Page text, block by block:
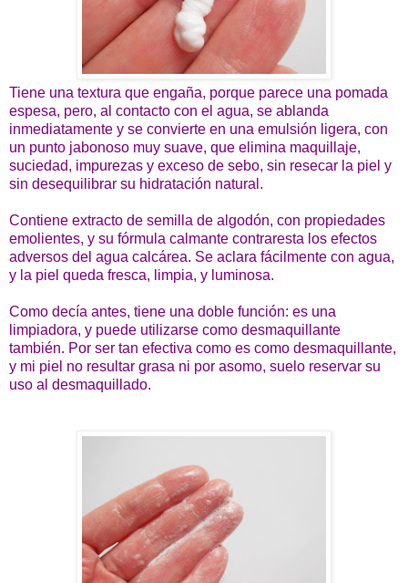
Tiene una textura que engaña, porque parece una pomada
espesa, pero, al contacto con el agua, se ablanda
inmediatamente y se convierte en una emulsión ligera, con
un punto jabonoso muy suave, que elimina maquillaje,
suciedad, impurezas y exceso de sebo, sin resecar la piel y
sin desequilibrar su hidratación natural.
Contiene extracto de semilla de algodón, con propiedades
emolientes, y su fórmula calmante contraresta los efectos
adversos del agua calcárea. Se aclara fácilmente con agua,
y la piel queda fresca, limpia, y luminosa.
Como decía antes, tiene una doble función: es una
limpiadora, y puede utilizarse como desmaquillante
también. Por ser tan efectiva como es como desmaquillante,
y mi piel no resultar grasa ni por asomo, suelo reservar su
uso al desmaquillado.